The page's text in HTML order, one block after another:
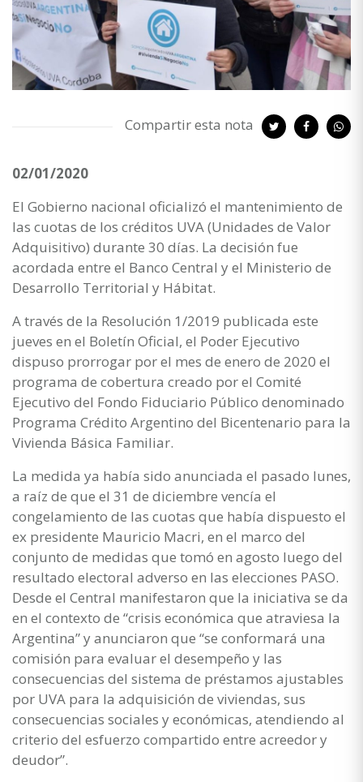
Compartir esta nota
02/01/2020
El Gobierno nacional oficializó el mantenimiento de
las cuotas de los créditos UVA (Unidades de Valor
Adquisitivo) durante 30 días. La decisión fue
acordada entre el Banco Central y el Ministerio de
Desarrollo Territorial y Hábitat.
A través de la Resolución 1/2019 publicada este
jueves en el Boletín Oficial, el Poder Ejecutivo
dispuso prorrogar por el mes de enero de 2020 el
programa de cobertura creado por el Comité
Ejecutivo del Fondo Fiduciario Público denominado
Programa Crédito Argentino del Bicentenario para la
Vivienda Básica Familiar.
La medida ya había sido anunciada el pasado lunes,
a raíz de que el 31 de diciembre vencía el
congelamiento de las cuotas que había dispuesto el
ex presidente Mauricio Macri, en el marco del
conjunto de medidas que tomó en agosto luego del
resultado electoral adverso en las elecciones PASO.
Desde el Central manifestaron que la iniciativa se da
en el contexto de “crisis económica que atraviesa la
Argentina” y anunciaron que “se conformará una
comisión para evaluar el desempeño y las
consecuencias del sistema de préstamos ajustables
por UVA para la adquisición de viviendas, sus
consecuencias sociales y económicas, atendiendo al
criterio del esfuerzo compartido entre acreedor y
deudor”.